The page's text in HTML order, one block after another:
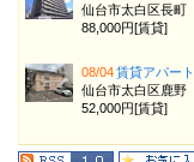
仙台市太白区長町
88,000円[賃貸]
08/04賃貸アパート
仙台市太白区鹿野
52,000円[賃貸]